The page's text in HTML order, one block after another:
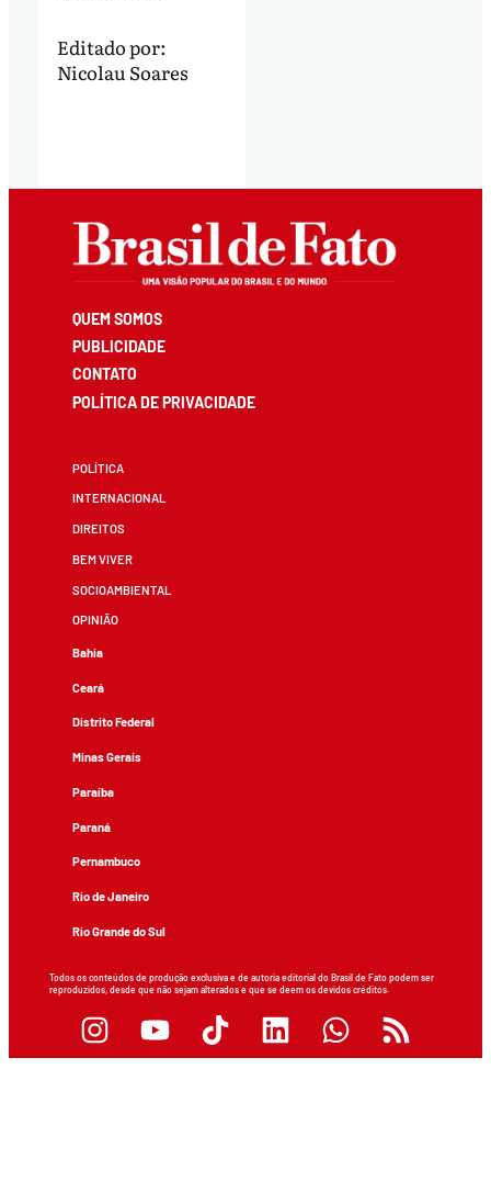
Editado por:
Nicolau Soares
QUEM SOMOS
PUBLICIDADE
CONTATO
POLÍTICA DE PRIVACIDADE
POLÍTICA
INTERNACIONAL
DIREITOS
BEM VIVER
SOCIOAMBIENTAL
OPINIÃO
Bahia
Ceará
Distrito Federal
Minas Gerais
Paraíba
Paraná
Pernambuco
Rio de Janeiro
Rio Grande do Sul
Todos os conteúdos de produção exclusiva e de autoria editorial do Brasil de Fato podem ser
reproduzidos, desde que não sejam alterados e que se deem os devidos créditos.